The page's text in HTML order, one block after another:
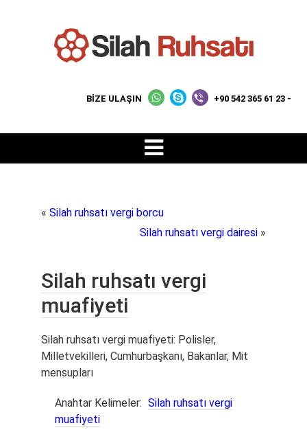
BİZE ULAŞIN +90 542 365 61 23 -
« Silah ruhsatı vergi borcu
Silah ruhsatı vergi dairesi »
Silah ruhsatı vergi
muafiyeti
Silah ruhsatı vergi muafiyeti: Polisler,
Milletvekilleri, Cumhurbaşkanı, Bakanlar, Mit
mensupları
Anahtar Kelimeler: Silah ruhsatı vergi
muafiyeti